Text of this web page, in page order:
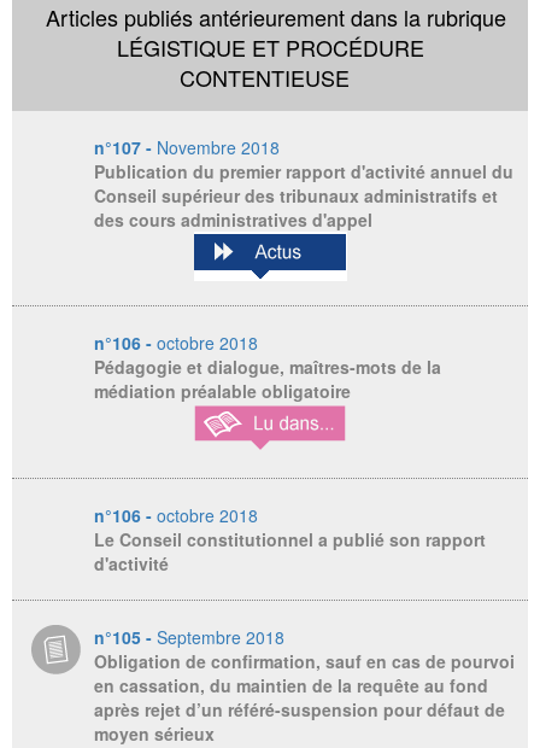
Articles publiés antérieurement dans la rubrique
LÉGISTIQUE ET PROCÉDURE
CONTENTIEUSE
n°107 - Novembre 2018
Publication du premier rapport d'activité annuel du
Conseil supérieur des tribunaux administratifs et
des cours administratives d'appel
n°106 - octobre 2018
Pédagogie et dialogue, maîtres-mots de la
médiation préalable obligatoire
n°106 - octobre 2018
Le Conseil constitutionnel a publié son rapport
d'activité
n°105 - Septembre 2018
Obligation de confirmation, sauf en cas de pourvoi
en cassation, du maintien de la requête au fond
après rejet d’un référé-suspension pour défaut de
moyen sérieux